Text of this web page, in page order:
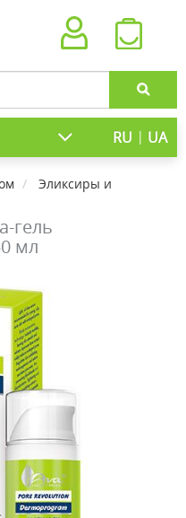
RU | UA
Эликсиры и
гель
мл